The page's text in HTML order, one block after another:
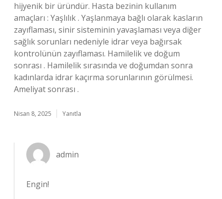
hijyenik bir üründür. Hasta bezinin kullanım
amaçları : Yaşlılık . Yaşlanmaya bağlı olarak kasların
zayıflaması, sinir sisteminin yavaşlaması veya diğer
sağlık sorunları nedeniyle idrar veya bağırsak
kontrolünün zayıflaması. Hamilelik ve doğum
sonrası . Hamilelik sırasında ve doğumdan sonra
kadınlarda idrar kaçırma sorunlarının görülmesi.
Ameliyat sonrası .
Nisan 8, 2025 Yanıtla
admin
Engin!